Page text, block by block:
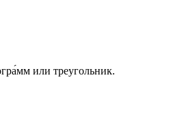
или треугольник.